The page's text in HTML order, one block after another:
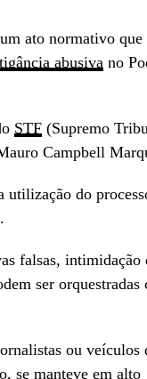
ato normativo que
abusiva no
STF (Supremo
Campbell
utilização do
falsas, intimidação
ser orquestradas
ou veículos
se manteve em alto